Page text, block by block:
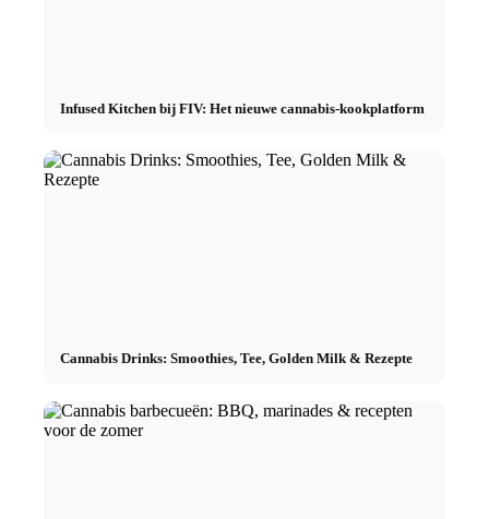
Infused Kitchen bij FIV: Het nieuwe cannabis-kookplatform
Cannabis Drinks: Smoothies, Tee, Golden Milk & Rezepte